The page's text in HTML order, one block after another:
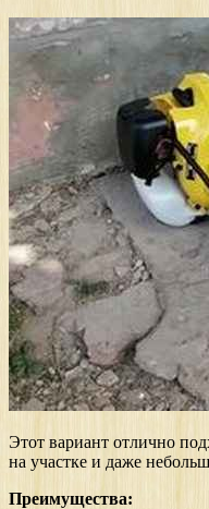
Этот вариант отлично
на участке и даже
Преимущества: